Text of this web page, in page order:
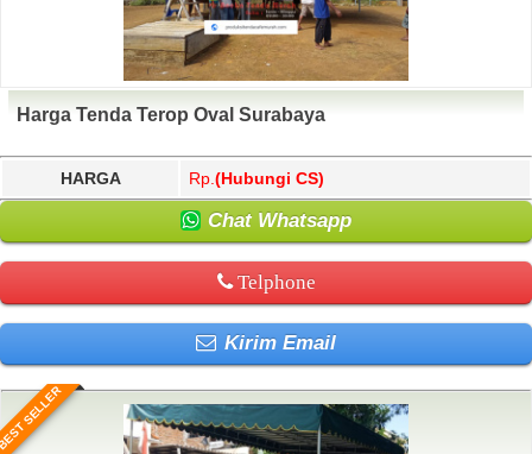
Harga Tenda Terop Oval Surabaya
HARGA Rp. (Hubungi CS)
Chat Whatsapp
Telphone
Kirim Email
SELLER